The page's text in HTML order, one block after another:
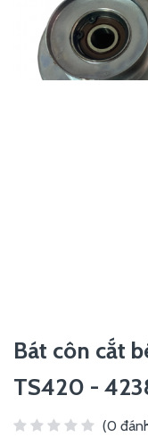
Bát côn cắt
TS420 -
(0